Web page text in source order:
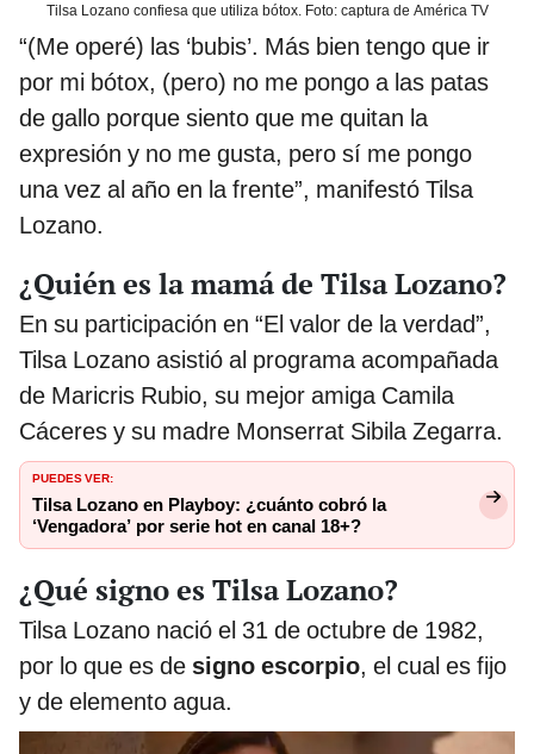
Tilsa Lozano confiesa que utiliza bótox. Foto: captura de América TV
“(Me operé) las ‘bubis’. Más bien tengo que ir
por mi bótox, (pero) no me pongo a las patas
de gallo porque siento que me quitan la
expresión y no me gusta, pero sí me pongo
una vez al año en la frente”, manifestó Tilsa
Lozano.
¿Quién es la mamá de Tilsa Lozano?
En su participación en “El valor de la verdad”,
Tilsa Lozano asistió al programa acompañada
de Maricris Rubio, su mejor amiga Camila
Cáceres y su madre Monserrat Sibila Zegarra.
PUEDES VER:
Tilsa Lozano en Playboy: ¿cuánto cobró la
‘Vengadora’ por serie hot en canal 18+?
¿Qué signo es Tilsa Lozano?
Tilsa Lozano nació el 31 de octubre de 1982,
por lo que es de signo escorpio, el cual es fijo
y de elemento agua.